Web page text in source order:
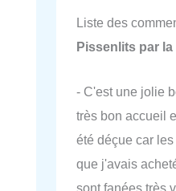
Liste des
Pissenlits par la
- C'est une jolie
très bon accueil
été déçue car
que j'avais
sont fanées très